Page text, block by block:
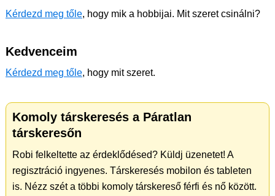
Kérdezd meg tőle, hogy mik a hobbijai. Mit szeret csinálni?
Kedvenceim
Kérdezd meg tőle, hogy mit szeret.
Komoly társkeresés a Páratlan
társkeresőn
Robi felkeltette az érdeklődésed? Küldj üzenetet! A
regisztráció ingyenes. Társkeresés mobilon és tableten
is. Nézz szét a többi komoly társkereső férfi és nő között.